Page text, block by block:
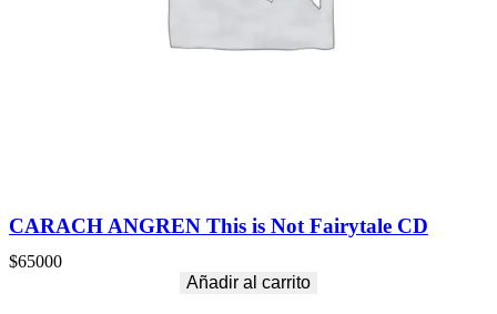
CARACH ANGREN This is Not Fairytale CD
$65000
Añadir al carrito